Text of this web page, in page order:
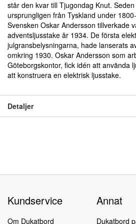
står den kvar till Tjugondag Knut.
ursprungligen från Tyskland under
Svensken Oskar Andersson tillverkade
adventsljusstake år 1934. De första
julgransbelysningarna, hade lanserats
omkring 1930. Oskar Andersson som
Göteborgskontor, fick idén att använda
att konstruera en elektrisk ljusstake.
Detaljer
Kundservice
Om Dukatbord
Annat
Dukatbord